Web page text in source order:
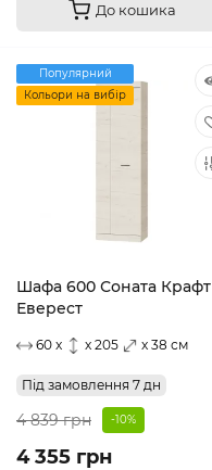
До кошика
Популярний
Кольори на вибір
Шафа 600 Соната Крафт
Еверест
60 x x 205 x 38 см
Під замовлення 7 дн
4 839 грн -10%
4 355 грн